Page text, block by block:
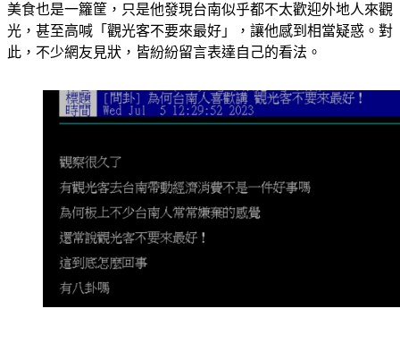
美食也是一籮筐，只是他發現台南似乎都不太歡迎外地人來觀
光，甚至高喊「觀光客不要來最好」，讓他感到相當疑惑。對
此，不少網友見狀，皆紛紛留言表達自己的看法。